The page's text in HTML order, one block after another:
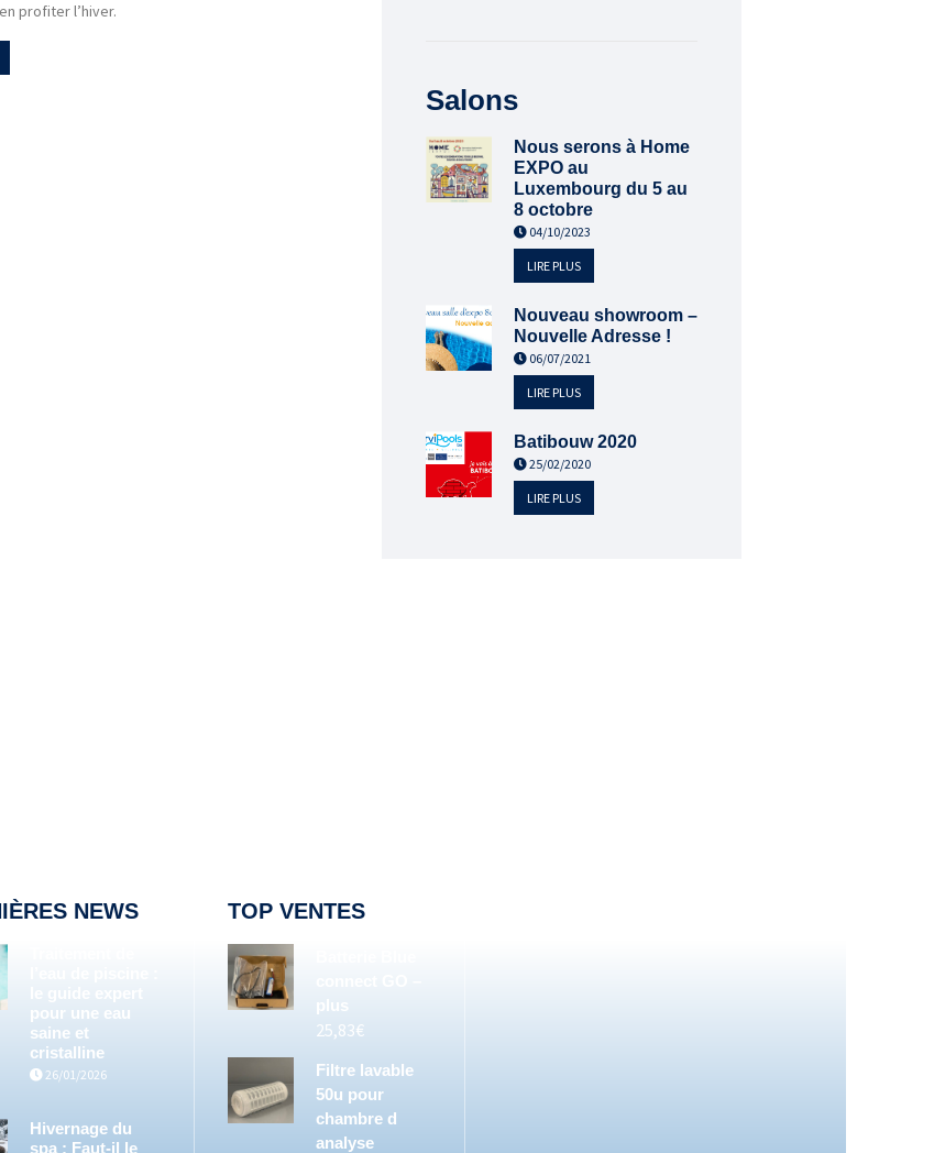
profiter l’hiver.
Salons
Nous serons à Home
EXPO au
Luxembourg du 5 au
8 octobre
04/10/2023
LIRE PLUS
Nouveau showroom –
Nouvelle Adresse !
06/07/2021
LIRE PLUS
Batibouw 2020
25/02/2020
LIRE PLUS
NEWS
pour une eau
saine et
cristalline
26/01/2026
Hivernage du
spa : Faut-il le
TOP VENTES
plus
25,83€
Filtre lavable
50u pour
chambre d
analyse